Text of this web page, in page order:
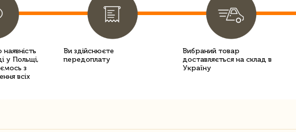
у Польщі,
з
всіх
Ви здійснюєте
передоплату
Вибраний товар
доставляється на склад в
Україну